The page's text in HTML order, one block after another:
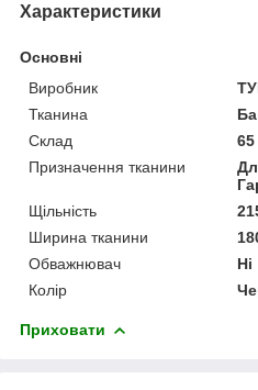
Характеристики
Основні
Виробник
Тканина
Склад
65
Призначення тканини
Щільність
Ширина тканини
Обважнювач
Ні
Колір
Приховати